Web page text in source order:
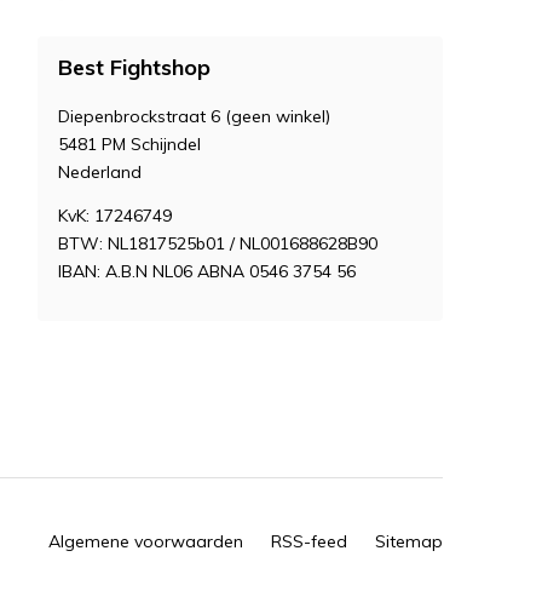
Best Fightshop
Diepenbrockstraat 6 (geen winkel)
5481 PM Schijndel
Nederland
KvK: 17246749
BTW: NL1817525b01 / NL001688628B90
IBAN: A.B.N NL06 ABNA 0546 3754 56
Algemene voorwaarden RSS-feed Sitemap